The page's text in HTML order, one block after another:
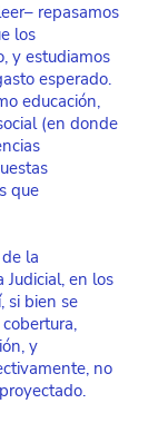
repasamos
los
y estudiamos
esperado.
educación,
(en donde
que
la
Judicial, en los
si bien se
y
no